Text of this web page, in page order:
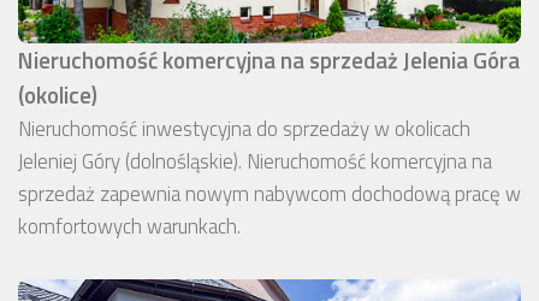
Nieruchomość komercyjna na sprzedaż Jelenia Góra
(okolice)
Nieruchomość inwestycyjna do sprzedaży w okolicach
Jeleniej Góry (dolnośląskie). Nieruchomość komercyjna na
sprzedaż zapewnia nowym nabywcom dochodową pracę w
komfortowych warunkach.